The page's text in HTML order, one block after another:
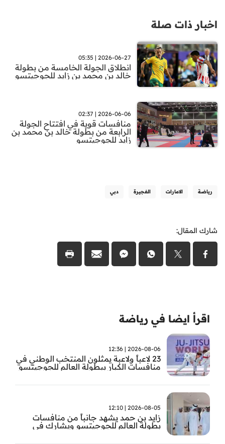
اخبار ذات صلة
2026-06-27 | 05:35
انطلاق الجولة الخامسة من بطولة
خالد بن محمد بن زايد للجوجيتسو
2026-06-06 | 02:37
منافسات قوية في افتتاح الجولة
الرابعة من بطولة خالد بن محمد بن
زايد للجوجيتسو
رياضة الامارات الفجيرة دبي
شارك المقال:
اقرأ ايضا في رياضة
2026-08-06 | 12:36
23 لاعباً ولاعبة يمثلون المنتخب الوطني في
منافسات الكبار ببطولة العالم للجوجيتسو
2026-08-05 | 12:10
زايد بن حمد يشهد جانباً من منافسات
بطولة العالم للجوجيتسو ويشارك في